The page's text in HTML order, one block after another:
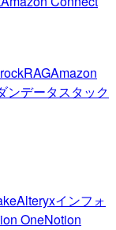
RAGAmazon
ンデータスタック
Alteryxインフォ
OneNotion